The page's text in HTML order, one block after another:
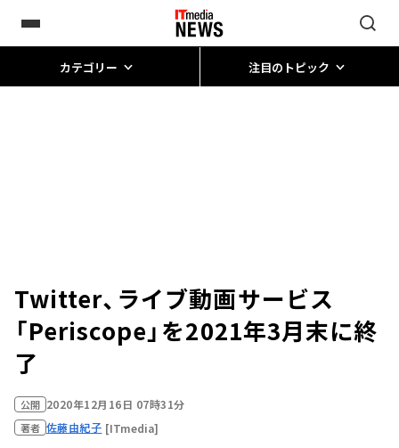
カテゴリー 注目のトピック
Twitter、ライブ動画サービス
「Periscope」を2021年3月末に終
了
公開 2020年12月16日 07時31分
著者 佐藤由紀子 [ITmedia]